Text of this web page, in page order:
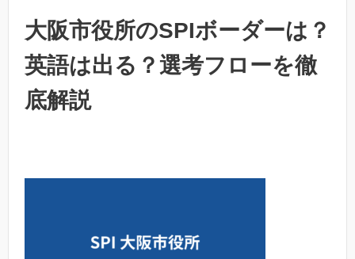
大阪市役所のSPIボーダーは？
英語は出る？選考フローを徹
底解説